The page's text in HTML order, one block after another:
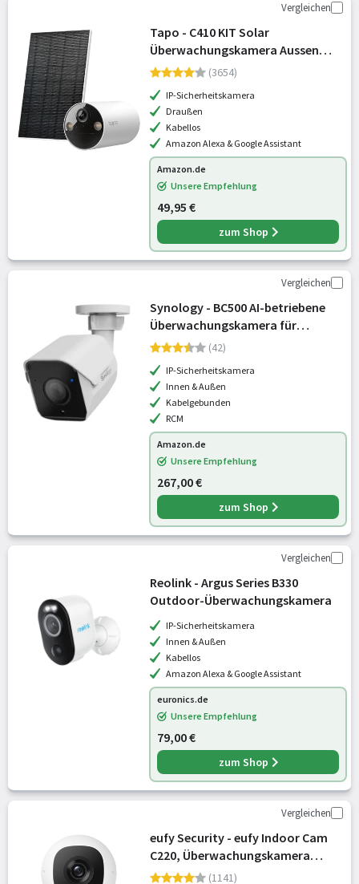
Vergleichen
Tapo - C410 KIT Solar
Überwachungskamera Aussen
Akku, 2K 3MP, Farbnachtsicht,
entfernbarer Akku, Zwei-Wege-
Audio, Personener
(3654)
IP-Sicherheitskamera
Draußen
Kabellos
Amazon Alexa & Google Assistant
Amazon.de
Unsere Empfehlung
49,95 €
zum Shop
Vergleichen
Synology - BC500 AI-betriebene
Überwachungskamera für
integrierte intelligente
(42)
IP-Sicherheitskamera
Innen & Außen
Kabelgebunden
RCM
Amazon.de
Unsere Empfehlung
267,00 €
zum Shop
Vergleichen
Reolink - Argus Series B330
Outdoor-Überwachungskamera
IP-Sicherheitskamera
Innen & Außen
Kabellos
Amazon Alexa & Google Assistant
euronics.de
Unsere Empfehlung
79,00 €
zum Shop
Vergleichen
eufy Security - eufy Indoor Cam
C220, Überwachungskamera
Innen, 2K Überwachungskamera
(1141)